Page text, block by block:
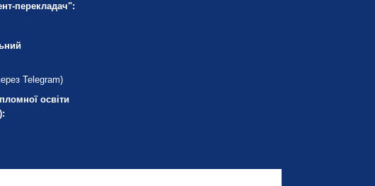
перекладач":
Telegram)
освіти